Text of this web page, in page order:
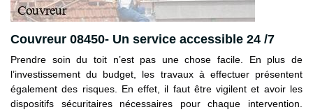
Couvreur 08450- Un service accessible 24 /7
Prendre soin du toit n’est pas une chose facile. En plus de
l’investissement du budget, les travaux à effectuer présentent
également des risques. En effet, il faut être vigilent et avoir les
dispositifs sécuritaires nécessaires pour chaque intervention.